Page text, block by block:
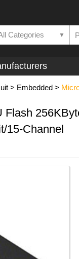
Categories ▼
> Embedded >
Flash
15-Channel